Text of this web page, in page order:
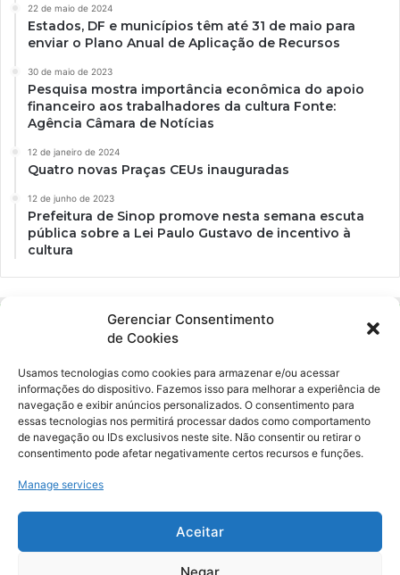
Gerenciar Consentimento
de Cookies
Usamos tecnologias como cookies para armazenar e/ou acessar
informações do dispositivo. Fazemos isso para melhorar a experiência de
navegação e exibir anúncios personalizados. O consentimento para
essas tecnologias nos permitirá processar dados como comportamento
de navegação ou IDs exclusivos neste site. Não consentir ou retirar o
consentimento pode afetar negativamente certos recursos e funções.
Manage services
Aceitar
Negar
22 de maio de 2024
Estados, DF e municípios têm até 31 de maio para
enviar o Plano Anual de Aplicação de Recursos
30 de maio de 2023
Pesquisa mostra importância econômica do apoio
financeiro aos trabalhadores da cultura Fonte:
Agência Câmara de Notícias
12 de janeiro de 2024
Quatro novas Praças CEUs inauguradas
12 de junho de 2023
Prefeitura de Sinop promove nesta semana escuta
pública sobre a Lei Paulo Gustavo de incentivo à
cultura
Ockara é uma plataforma multicultural e criativa. Nossa proposta é
oferecer o máximo de ferramentas para realizadores e
gerenciadores de espaços criativos e culturais.